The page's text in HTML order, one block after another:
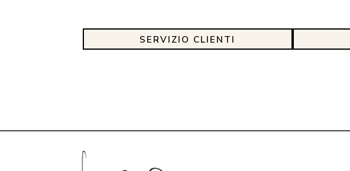
SERVIZIO CLIENTI